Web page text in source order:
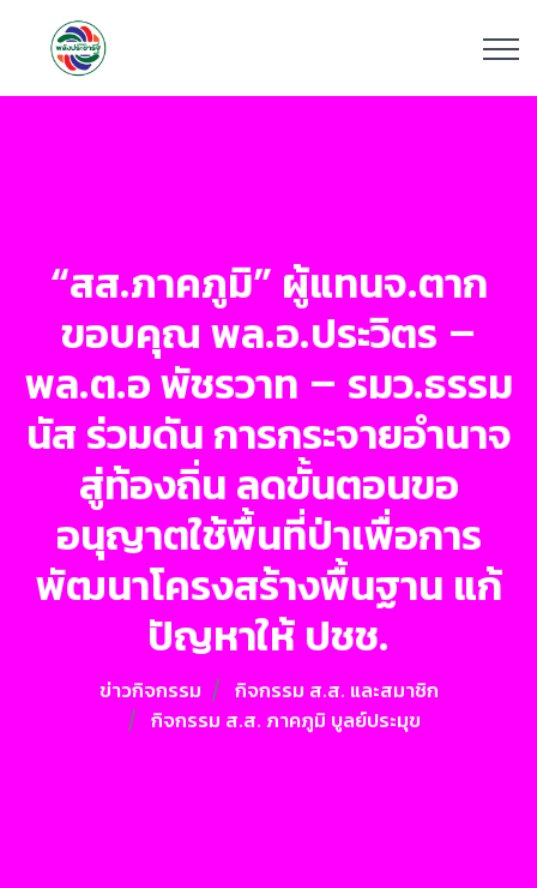
“สส.ภาคภูมิ” ผู้แทนจ.ตาก
ขอบคุณ พล.อ.ประวิตร –
พล.ต.อ พัชรวาท – รมว.ธรรม
นัส ร่วมดัน การกระจายอำนาจ
สู่ท้องถิ่น ลดขั้นตอนขอ
อนุญาตใช้พื้นที่ป่าเพื่อการ
พัฒนาโครงสร้างพื้นฐาน แก้
ปัญหาให้ ปชช.
ข่าวกิจกรรม
กิจกรรม ส.ส. และสมาชิก
กิจกรรม ส.ส. ภาคภูมิ บูลย์ประมุข